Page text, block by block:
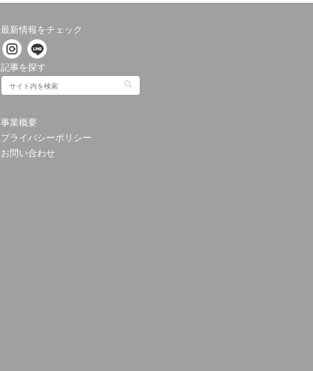
最新情報をチェック
記事を探す
事業概要
プライバシーポリシー
お問い合わせ